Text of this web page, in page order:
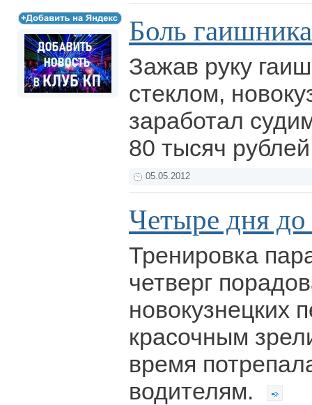
Боль гаишника
Зажав руку
стеклом,
заработал
80 тысяч
05.05.2012
Четыре дня
Тренировка
четверг
новокузнецких
красочным
время
водителям.